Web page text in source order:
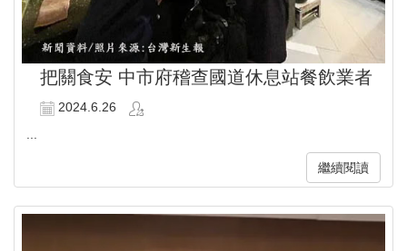
把關食安 中市府稽查國道休息站餐飲業者
2024.6.26
...
繼續閱讀